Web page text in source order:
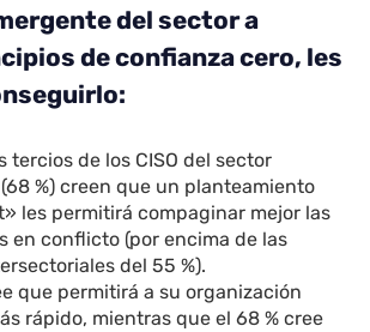
del sector a
de confianza cero, les
tercios de los CISO del sector
%) creen que un planteamiento
les permitirá compaginar mejor las
en conflicto (por encima de las
del 55 %).
que permitirá a su organización
rápido, mientras que el 68 % cree